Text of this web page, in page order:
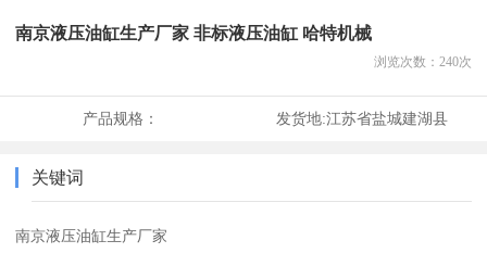
南京液压油缸生产厂家 非标液压油缸 哈特机械
浏览次数： 240次
产品规格： 发货地:江苏省盐城建湖县
关键词
南京液压油缸生产厂家